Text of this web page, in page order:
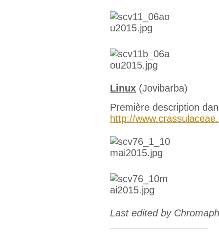
Linux (Jovibarba)
Première description
http://
Last edited by